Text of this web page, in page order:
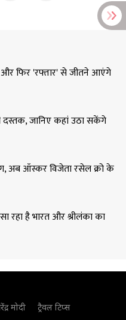
और फिर 'रफ्तार' से जीतने आएंगे
जानिए कहां उठा सकेंगे
अब ऑस्कर विजेता रसेल क्रो के
रहा है भारत और श्रीलंका का
मोदी ट्रैवल टिप्स